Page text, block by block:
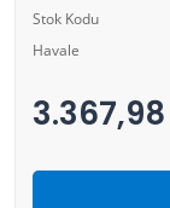
Stok Kodu
Havale
3.367,98